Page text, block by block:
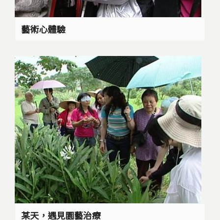
藝術心體驗
某天，遇見園藝治療